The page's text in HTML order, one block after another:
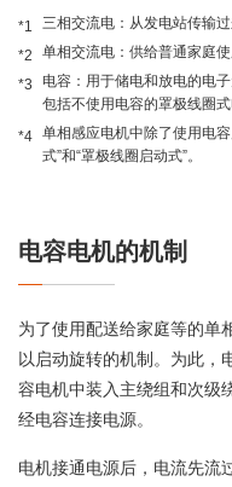
*1
三相交流电：从发电站传输
*2
单相交流电：供给普通家庭使
*3
电容：用于储电和放电的电
包括不使用电容的罩极线圈式
*4 单相感应电机中除了使用电
式”和“罩极线圈启动式”。
电容电机的机制
为了使用配送给家庭等的单
以启动旋转的机制。为此，
容电机中装入主绕组和次级
经电容连接电源。
电机接通电源后，电流先流